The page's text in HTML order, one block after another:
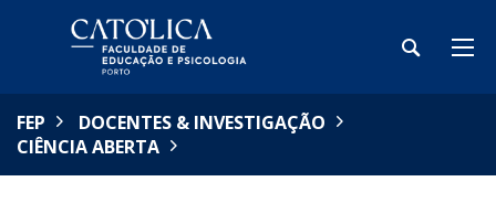
FEP
DOCENTES & INVESTIGAÇÃO
CIÊNCIA ABERTA